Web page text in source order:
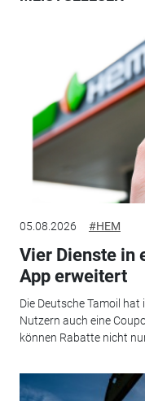
05.08.2026 #HEM
Vier Dienste in
App erweitert
Die Deutsche Tamoil
Nutzern auch eine
können Rabatte nicht